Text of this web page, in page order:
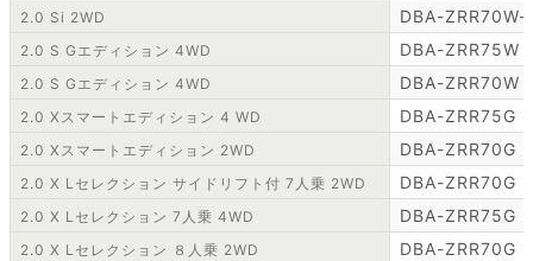
2.0 Si 2WD DBA-ZRR70W-
2.0 S Gエディション 4WD DBA-ZRR75W
2.0 S Gエディション 4WD DBA-ZRR70W
2.0 Xスマートエディション 4 WD DBA-ZRR75G
2.0 Xスマートエディション 2WD DBA-ZRR70G
2.0 X Lセレクション サイドリフト付 7人乗 2WD DBA-ZRR70G
2.0 X Lセレクション 7人乗 4WD DBA-ZRR75G
2.0 X Lセレクション ８人乗 2WD DBA-ZRR70G